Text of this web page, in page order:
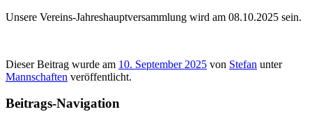
Unsere Vereins-Jahreshauptversammlung wird am 08.10.2025 sein.
Dieser Beitrag wurde am 10. September 2025 von Stefan unter
Mannschaften veröffentlicht.
Beitrags-Navigation